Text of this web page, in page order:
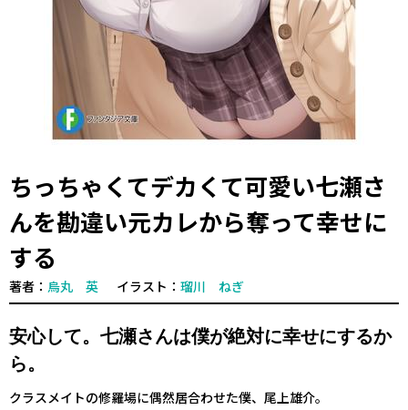
ちっちゃくてデカくて可愛い七瀬さ
んを勘違い元カレから奪って幸せに
する
著者： 烏丸 英 イラスト： 瑠川 ねぎ
安心して。七瀬さんは僕が絶対に幸せにするか
ら。
クラスメイトの修羅場に偶然居合わせた僕、尾上雄介。